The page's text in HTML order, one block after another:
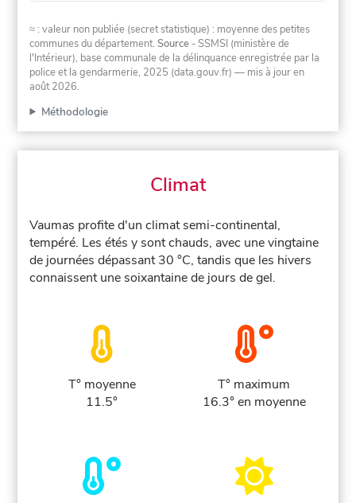
≈ : valeur non publiée (secret statistique) : moyenne des petites
communes du département.Source - SSMSI (ministère de
l'Intérieur), base communale de la délinquance enregistrée par la
police et la gendarmerie, 2025 (data.gouv.fr) — mis à jour en
août 2026.
Méthodologie
Climat
Vaumas profite d'un climat semi-continental,
tempéré. Les étés y sont chauds, avec une vingtaine
de journées dépassant 30 °C, tandis que les hivers
connaissent une soixantaine de jours de gel.
T° moyenne
11.5°
T° maximum
16.3° en moyenne